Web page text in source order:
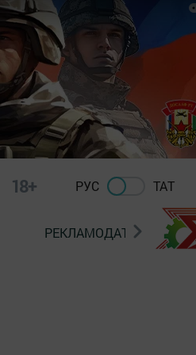
18+ РУС ТАТ
РЕКЛАМОДАТЕЛЯМ